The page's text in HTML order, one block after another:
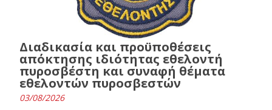
Διαδικασία και προϋποθέσεις
απόκτησης ιδιότητας εθελοντή
πυροσβέστη και συναφή θέματα
εθελοντών πυροσβεστών
03/08/2026